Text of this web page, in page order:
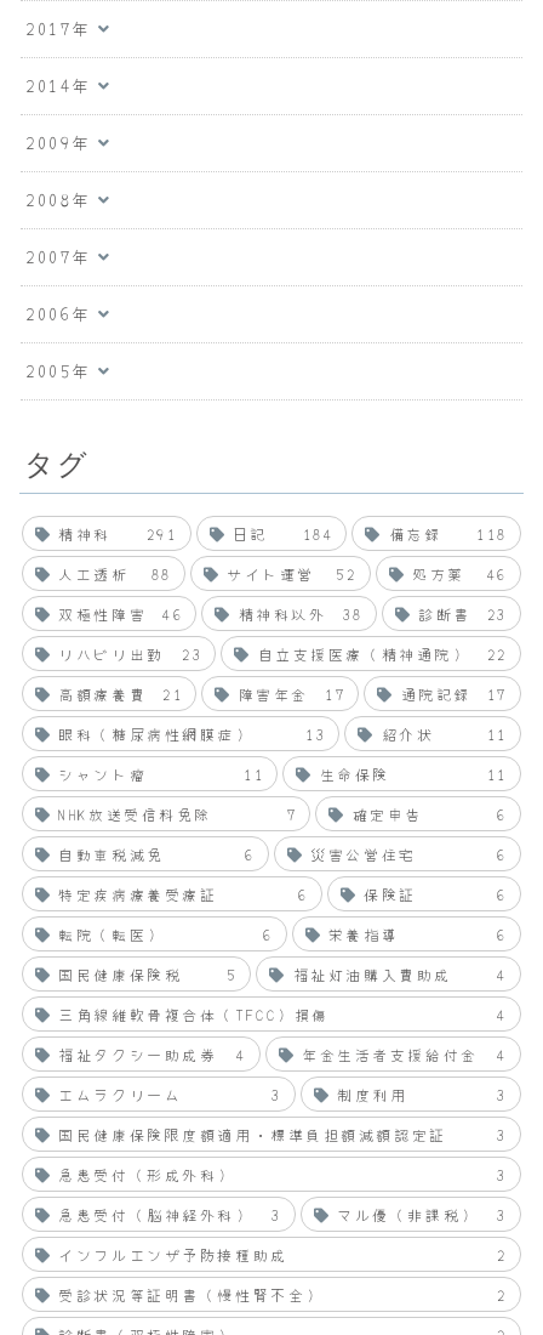
2017年
2014年
2009年
2008年
2007年
2006年
2005年
タグ
精神科 291 日記 184 備忘録
118
人工透析
88 サイト運営 52 処方薬
46
双極性障害
46 精神科以外 38 診断書
23
リハビリ出勤
23 自立支援医療（精神通院）
22
高額療養費
21 障害年金 17 通院記録
17
眼科（糖尿病性網膜症）
13 紹介状
11
シャント瘤
11 生命保険
11
NHK放送受信料免除
7 確定申告
6
自動車税減免
6 災害公営住宅
6
特定疾病療養受療証
6 保険証
6
転院（転医）
6 栄養指導
6
国民健康保険税
5 福祉灯油購入費助成
4
三角線維軟骨複合体（TFCC）損傷
4
福祉タクシー助成券
4 年金生活者支援給付金
4
エムラクリーム
3 制度利用
3
国民健康保険限度額適用・標準負担額減額認定証
3
急患受付（形成外科）
3
急患受付（脳神経外科）
3 マル優（非課税）
3
インフルエンザ予防接種助成
2
受診状況等証明書（慢性腎不全）
2